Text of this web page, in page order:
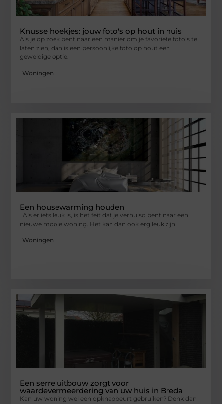
Knusse hoekjes: jouw foto's op hout in huis
Als je op zoek bent naar een manier om je favoriete foto’s te
laten zien, dan is een persoonlijke foto op hout een
geweldige optie.
Woningen
Een housewarming houden
Als er iets leuk is, is het feit dat je verhuisd bent naar een
nieuwe mooie woning. Het kan dan ook erg leuk zijn
Woningen
Een serre uitbouw zorgt voor
waardevermeerdering van uw huis in Breda
Kan uw woning wel een opknapbeurt gebruiken? Denk dan